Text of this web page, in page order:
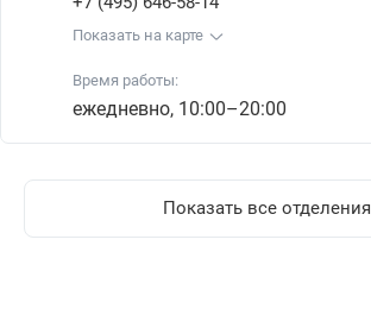
Показать на карте
Время работы:
ежедневно, 10:00–20:00
Показать все отделения